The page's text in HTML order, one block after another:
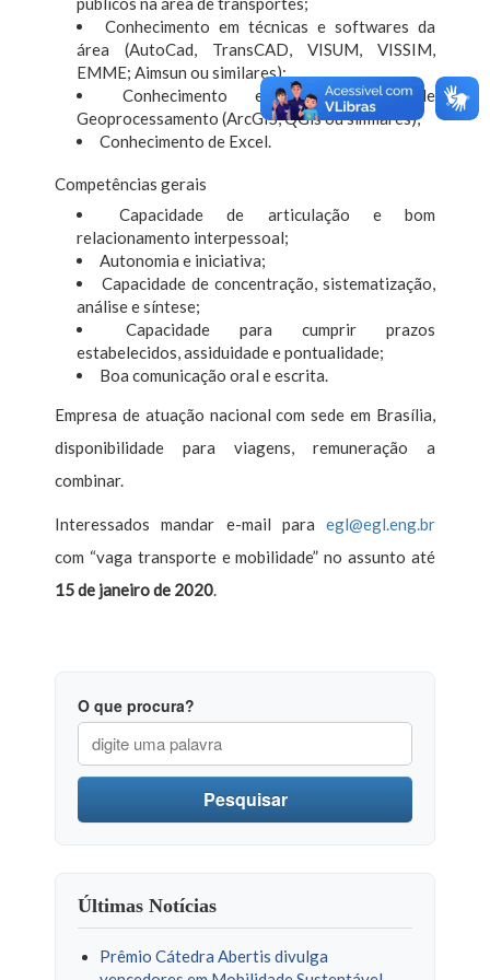
Conhecimento em técnicas e softwares da
área (AutoCad, TransCAD, VISUM, VISSIM,
EMME; Aimsun ou similares);
Conhecimento em ferramentas de
Geoprocessamento (ArcGIS, QGis ou similares);
Conhecimento de Excel.
Competências gerais
Capacidade de articulação e bom
relacionamento interpessoal;
Autonomia e iniciativa;
Capacidade de concentração, sistematização,
análise e síntese;
Capacidade para cumprir prazos
estabelecidos, assiduidade e pontualidade;
Boa comunicação oral e escrita.
Empresa de atuação nacional com sede em Brasília,
disponibilidade para viagens, remuneração a
combinar.
Interessados mandar e-mail para egl@egl.eng.br
com “vaga transporte e mobilidade” no assunto até
15 de janeiro de 2020.
O que procura?
Pesquisar
Últimas Notícias
Prêmio Cátedra Abertis divulga